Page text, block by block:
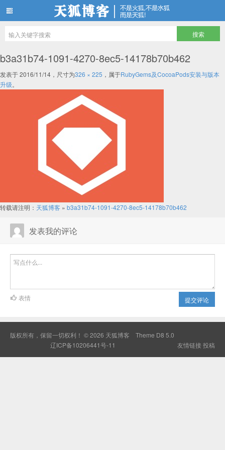
天狐博客
b3a31b74-1091-4270-8ec5-14178b70b462
发表于2016/11/14 ，尺寸为326 × 225 ，属于RubyGems及CocoaPods安装与版本
升级。
转载请注明： 天狐博客 » b3a31b74-1091-4270-8ec5-14178b70b462
发表我的评论
提交评论
表情
版权所有，保留一切权利！ © 2026 天狐博客 Theme D8 5.0
辽ICP备10206441号-11
友情链接投稿